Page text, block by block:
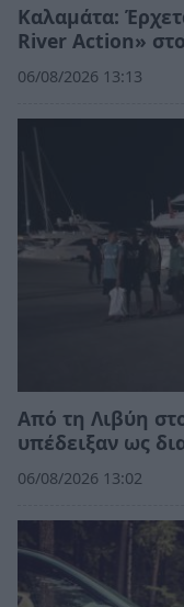
Καλαμάτα:
River Action»
06/08/2026 13:13
Από τη Λιβύη
υπέδειξαν ως
06/08/2026 13:02